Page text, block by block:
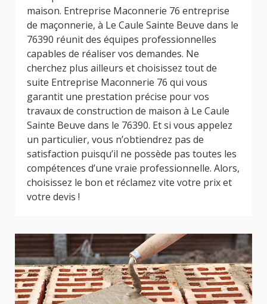
maison. Entreprise Maconnerie 76 entreprise
de maçonnerie, à Le Caule Sainte Beuve dans le
76390 réunit des équipes professionnelles
capables de réaliser vos demandes. Ne
cherchez plus ailleurs et choisissez tout de
suite Entreprise Maconnerie 76 qui vous
garantit une prestation précise pour vos
travaux de construction de maison à Le Caule
Sainte Beuve dans le 76390. Et si vous appelez
un particulier, vous n’obtiendrez pas de
satisfaction puisqu’il ne possède pas toutes les
compétences d’une vraie professionnelle. Alors,
choisissez le bon et réclamez vite votre prix et
votre devis !